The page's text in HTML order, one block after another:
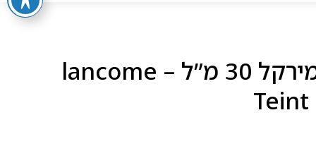
מייק אפ לנקום טיינט מירקל 30 מ”ל – lancome
Teint